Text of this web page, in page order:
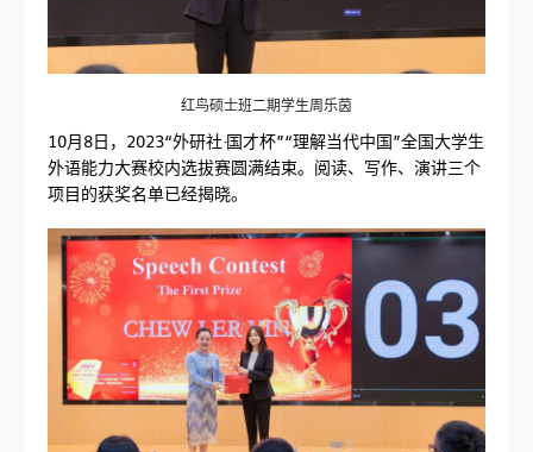
红鸟硕士班二期学生周乐茵
10月8日，2023“外研社·国才杯”“理解当代中国”全国大学生
外语能力大赛校内选拔赛圆满结束。阅读、写作、演讲三个
项目的获奖名单已经揭晓。